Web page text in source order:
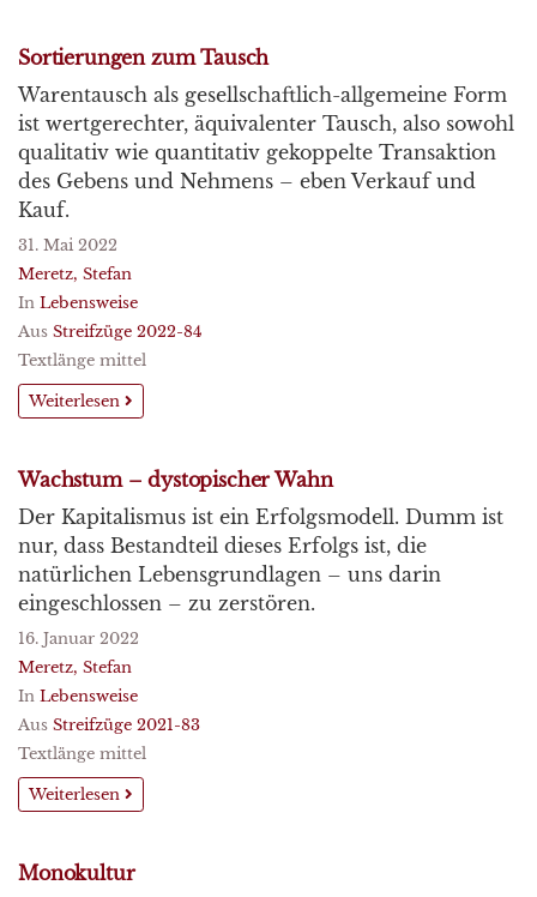
Sortierungen zum Tausch
Warentausch als gesellschaftlich-allgemeine Form
ist wertgerechter, äquivalenter Tausch, also sowohl
qualitativ wie quantitativ gekoppelte Transaktion
des Gebens und Nehmens – eben Verkauf und
Kauf.
31. Mai 2022
Meretz, Stefan
In Lebensweise
Aus Streifzüge 2022-84
Textlänge mittel
Weiterlesen
Wachstum – dystopischer Wahn
Der Kapitalismus ist ein Erfolgsmodell. Dumm ist
nur, dass Bestandteil dieses Erfolgs ist, die
natürlichen Lebensgrundlagen – uns darin
eingeschlossen – zu zerstören.
16. Januar 2022
Meretz, Stefan
In Lebensweise
Aus Streifzüge 2021-83
Textlänge mittel
Weiterlesen
Monokultur